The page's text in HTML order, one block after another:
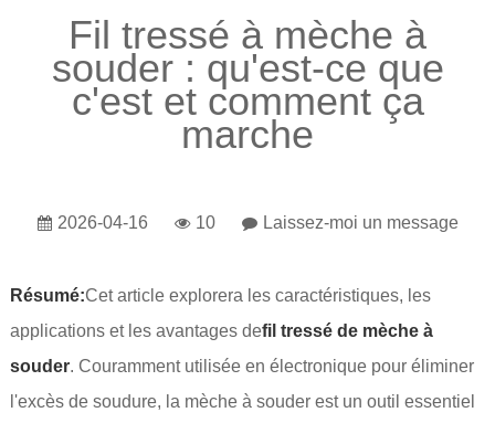
Fil tressé à mèche à
souder : qu'est-ce que
c'est et comment ça
marche
2026-04-16 10 Laissez-moi un message
Résumé:Cet article explorera les caractéristiques, les
applications et les avantages defil tressé de mèche à
souder. Couramment utilisée en électronique pour éliminer
l'excès de soudure, la mèche à souder est un outil essentiel